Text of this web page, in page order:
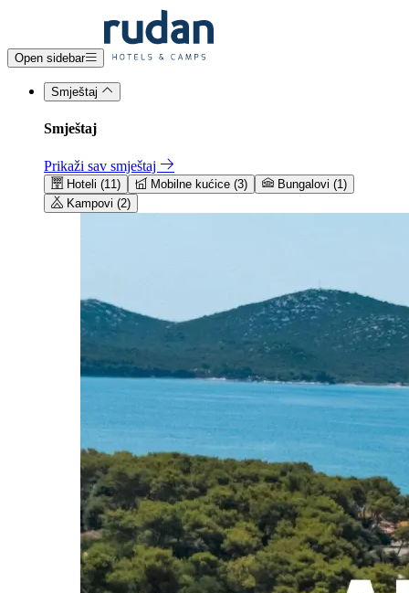
Open sidebar
Smještaj
Smještaj
Prikaži sav smještaj
Hoteli (11) Mobilne kućice (3)
Bungalovi (1)
Kampovi (2)